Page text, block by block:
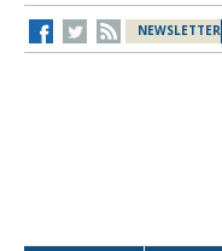
NEWSLETTER